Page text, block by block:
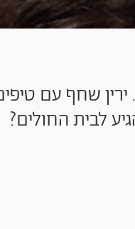
שחף עם
לבית החולים?